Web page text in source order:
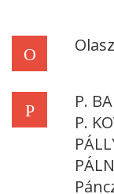
O
P
P.
P.